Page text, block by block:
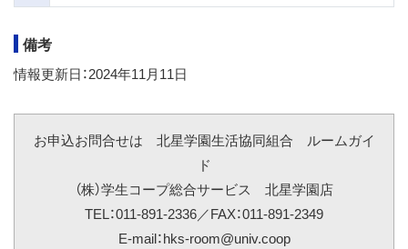
備考
情報更新日：2024年11月11日
お申込お問合せは 北星学園生活協同組合 ルームガイ
ド
（株）学生コープ総合サービス 北星学園店
TEL：011-891-2336／FAX：011-891-2349
E-mail：hks-room@univ.coop